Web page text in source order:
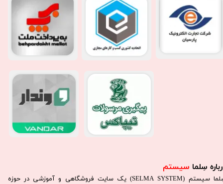
سِلما سیستم​​​​​​​
سِلما سيستم (SELMA SYSTEM) یک سایت فروشگاهی و آموزشی در حوزه